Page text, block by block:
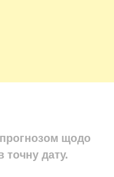
щодо
тoчну дату.